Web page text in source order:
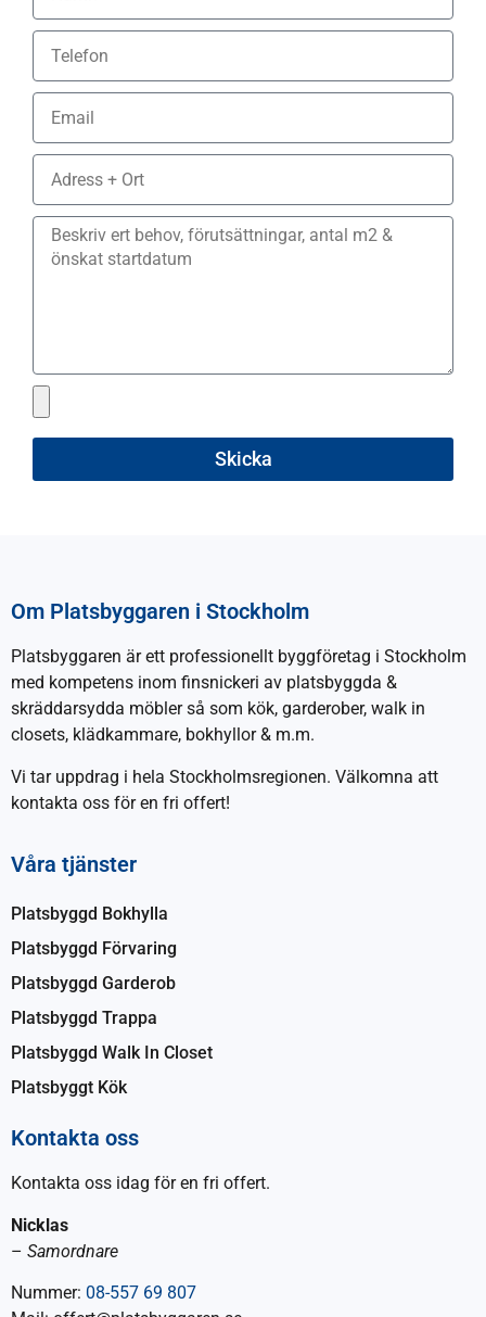
Skicka
Om Platsbyggaren i Stockholm
Platsbyggaren är ett professionellt byggföretag i Stockholm
med kompetens inom finsnickeri av platsbyggda &
skräddarsydda möbler så som kök, garderober, walk in
closets, klädkammare, bokhyllor & m.m.
Vi tar uppdrag i hela Stockholmsregionen. Välkomna att
kontakta oss för en fri offert!
Våra tjänster
Platsbyggd Bokhylla
Platsbyggd Förvaring
Platsbyggd Garderob
Platsbyggd Trappa
Platsbyggd Walk In Closet
Platsbyggt Kök
Kontakta oss
Kontakta oss idag för en fri offert.
Nicklas
– Samordnare
Nummer: 08-557 69 807